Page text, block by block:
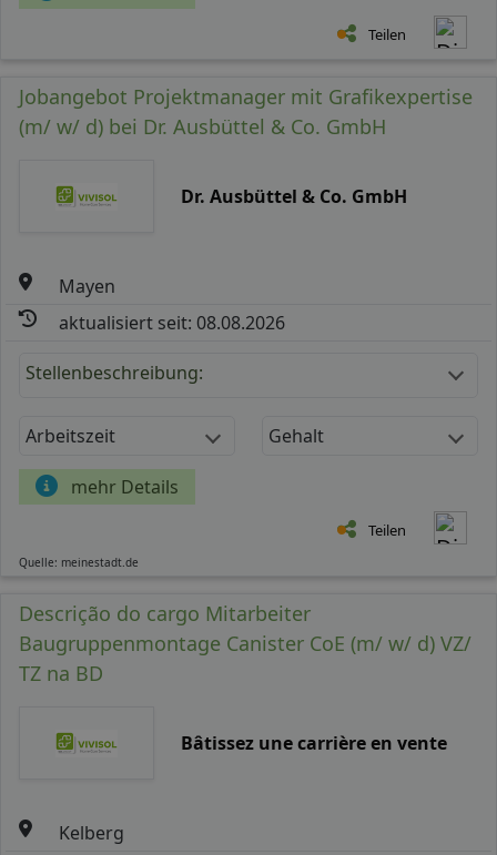
Teilen
Jobangebot Projektmanager mit Grafikexpertise
(m/ w/ d) bei Dr. Ausbüttel & Co. GmbH
Dr. Ausbüttel & Co. GmbH
Mayen
aktualisiert seit: 08.08.2026
Stellenbeschreibung:
Arbeitszeit Gehalt
mehr Details
Teilen
Quelle: meinestadt.de
Descrição do cargo Mitarbeiter
Baugruppenmontage Canister CoE (m/ w/ d) VZ/
TZ na BD
Bâtissez une carrière en vente
Kelberg